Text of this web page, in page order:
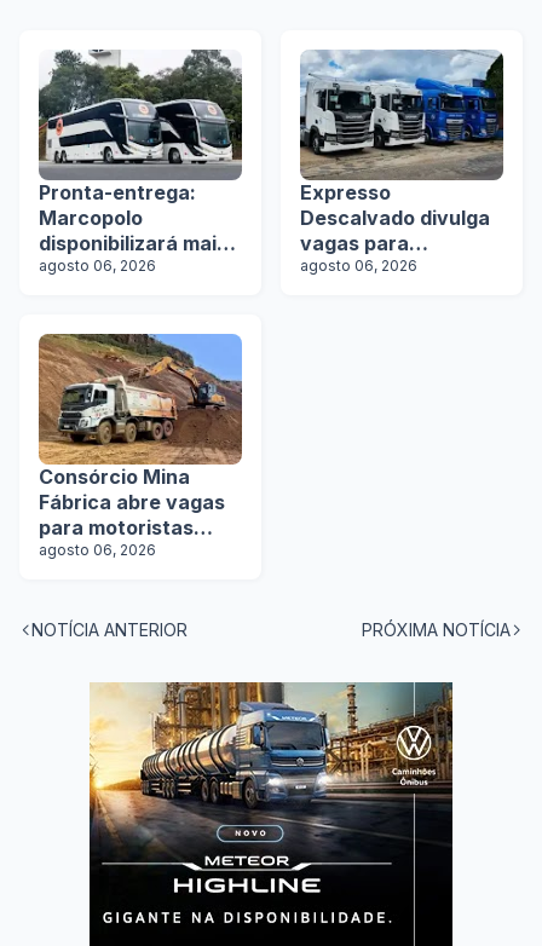
Pronta-entrega:
Marcopolo
disponibilizará mais
de 100 ônibus para
agosto 06, 2026
Expresso
Descalvado divulga
vagas para
motoristas
agosto 06, 2026
Consórcio Mina
Fábrica abre vagas
para motoristas
categoria D
agosto 06, 2026
NOTÍCIA ANTERIOR PRÓXIMA NOTÍCIA